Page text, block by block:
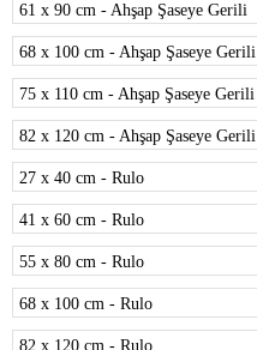
61 x 90 cm - Ahşap Şaseye Gerili
68 x 100 cm - Ahşap Şaseye Gerili
75 x 110 cm - Ahşap Şaseye Gerili
82 x 120 cm - Ahşap Şaseye Gerili
27 x 40 cm - Rulo
41 x 60 cm - Rulo
55 x 80 cm - Rulo
68 x 100 cm - Rulo
82 x 120 cm - Rulo